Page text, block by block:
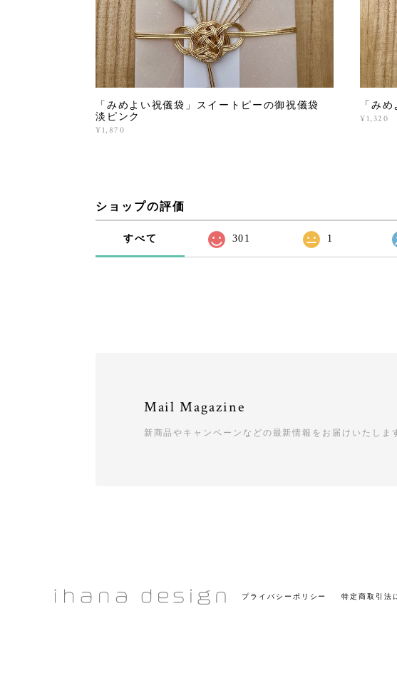
「みめよい祝儀袋」スイートピーの御祝儀袋
淡ピンク
¥1,870
「み
¥1,320
ショップの評価
すべて 301 1
Mail Magazine
新商品やキャンペーンなどの最新情報をお届けいたしま
プライバシーポリシー 特定商取引法